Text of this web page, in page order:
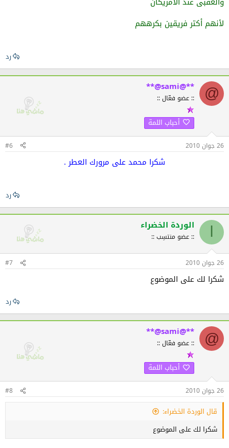
لأنهم أكتر فريقين بكرههم
رد
@
**@sami@**
:: عضو فعّال ::
أحباب اللمة
26 جوان 2010 #6
شكرا محمد على مرورك العطر .
رد
الوردة الخضراء
:: عضو منتسِب ::
26 جوان 2010 #7
شكرا لك على الموضوع
رد
@
**@sami@**
:: عضو فعّال ::
أحباب اللمة
26 جوان 2010 #8
قال الوردة الخضراء:
شكرا لك على الموضوع